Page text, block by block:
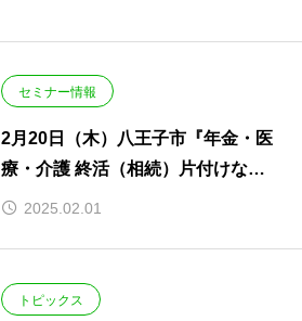
セミナー情報
2月20日（木）八王子市『年金・医
療・介護 終活（相続）片付けなど
大事なお金と笑顔相続の話』開催し
2025.02.01
トピックス